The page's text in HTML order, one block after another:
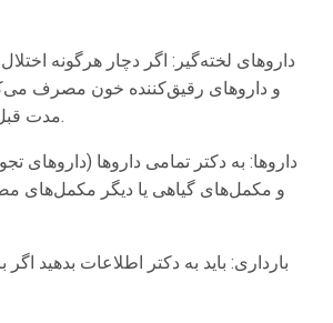
داروهای لخته‌گیر: اگر دچار هرگونه
و داروهای رقیق‌کننده خون مصرف
مدت قبل از عمل قطع کنید.
داروها: به دکتر تمامی داروها (داروهای
و مکمل‌های گیاهی یا دیگر مکمل‌های
بارداری: باید به دکتر اطلاعات بدهید اگر